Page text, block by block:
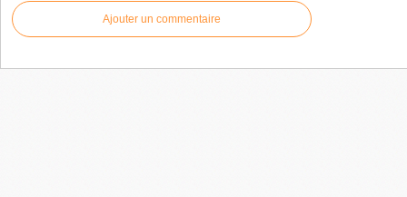
Ajouter un commentaire